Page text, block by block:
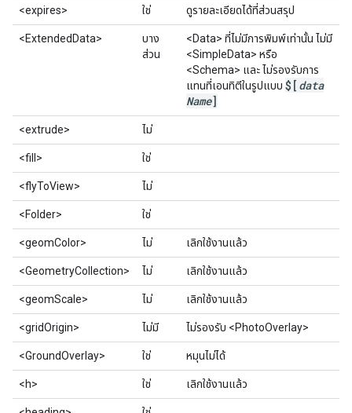
<expires> ใช่ ดูรายละเอียดได้ที่ส่วนสรุป
<ExtendedData>
บาง
ส่วน
<Data> ที่ไม่มีการพิมพ์เท่านั้น ไม่มี
<SimpleData> หรือ
<Schema> และ ไม่รองรับการ
แทนที่เอนทิตีในรูปแบบ $[ data
Name]
<extrude> ไม่
<fill> ใช่
<flyToView> ไม่
<Folder> ใช่
<geomColor> ไม่ เลิกใช้งานแล้ว
<GeometryCollection> ไม่ เลิกใช้งานแล้ว
<geomScale> ไม่ เลิกใช้งานแล้ว
<gridOrigin> ไม่มี ไม่รองรับ <PhotoOverlay>
<GroundOverlay> ใช่ หมุนไม่ได้
<h> ใช่ เลิกใช้งานแล้ว